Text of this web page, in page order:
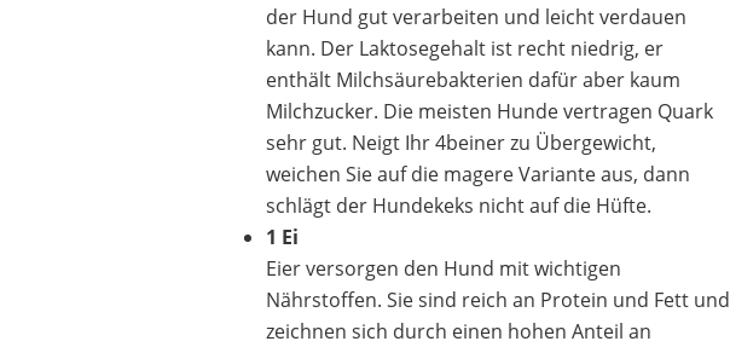
der Hund gut verarbeiten und leicht verdauen
kann. Der Laktosegehalt ist recht niedrig, er
enthält Milchsäurebakterien dafür aber kaum
Milchzucker. Die meisten Hunde vertragen Quark
sehr gut. Neigt Ihr 4beiner zu Übergewicht,
weichen Sie auf die magere Variante aus, dann
schlägt der Hundekeks nicht auf die Hüfte.
1 Ei
Eier versorgen den Hund mit wichtigen
Nährstoffen. Sie sind reich an Protein und Fett und
zeichnen sich durch einen hohen Anteil an